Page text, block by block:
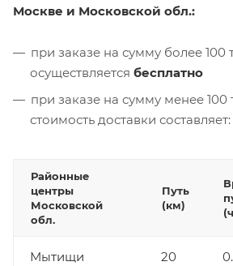
Москве и Московской обл.:
при заказе на сумму более 100
осуществляется бесплатно
при заказе на сумму менее 100
стоимость доставки составляет:
Районные
центры
Московской
обл.
Путь
(км)
Мытищи 20